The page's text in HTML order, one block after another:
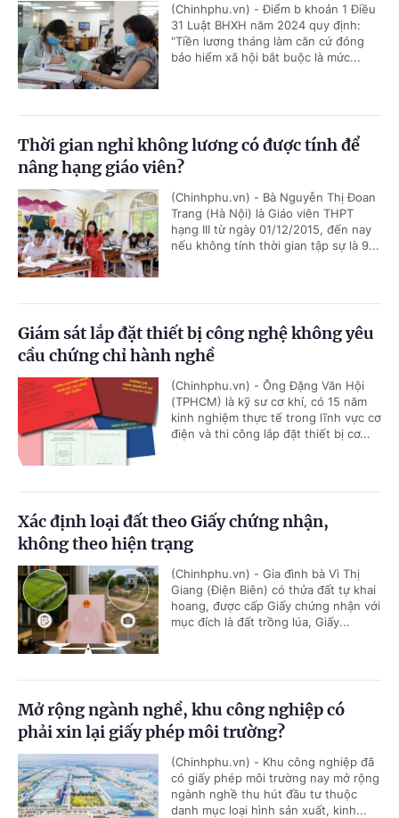
(Chinhphu.vn) - Điểm b khoản 1 Điều
31 Luật BHXH năm 2024 quy định:
"Tiền lương tháng làm căn cứ đóng
bảo hiểm xã hội bắt buộc là mức...
Thời gian nghỉ không lương có được tính để
nâng hạng giáo viên?
(Chinhphu.vn) - Bà Nguyễn Thị Đoan
Trang (Hà Nội) là Giáo viên THPT
hạng III từ ngày 01/12/2015, đến nay
nếu không tính thời gian tập sự là 9...
Giám sát lắp đặt thiết bị công nghệ không yêu
cầu chứng chỉ hành nghề
(Chinhphu.vn) - Ông Đặng Văn Hội
(TPHCM) là kỹ sư cơ khí, có 15 năm
kinh nghiệm thực tế trong lĩnh vực cơ
điện và thi công lắp đặt thiết bị cơ...
Xác định loại đất theo Giấy chứng nhận,
không theo hiện trạng
(Chinhphu.vn) - Gia đình bà Vì Thị
Giang (Điện Biên) có thửa đất tự khai
hoang, được cấp Giấy chứng nhận với
mục đích là đất trồng lúa, Giấy...
Mở rộng ngành nghề, khu công nghiệp có
phải xin lại giấy phép môi trường?
(Chinhphu.vn) - Khu công nghiệp đã
có giấy phép môi trường nay mở rộng
ngành nghề thu hút đầu tư thuộc
danh mục loại hình sản xuất, kinh...